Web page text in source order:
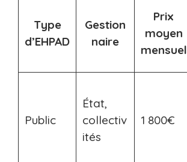
Type
d’EHPAD
Gestion
naire
Prix
moyen
mensuel
Public
État,
collectiv
ités
1 800€